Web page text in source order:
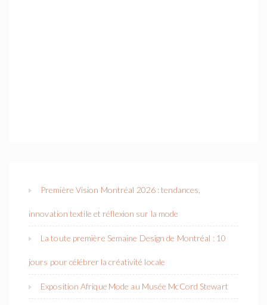
Première Vision Montréal 2026 : tendances,
innovation textile et réflexion sur la mode
La toute première Semaine Design de Montréal : 10
jours pour célébrer la créativité locale
Exposition Afrique Mode au Musée McCord Stewart